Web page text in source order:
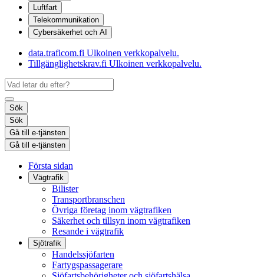
Luftfart
Telekommunikation
Cybersäkerhet och AI
data.traficom.fi Ulkoinen verkkopalvelu.
Tillgänglighetskrav.fi Ulkoinen verkkopalvelu.
Sök
Sök
Gå till e-tjänsten
Gå till e-tjänsten
Första sidan
Vägtrafik
Bilister
Transportbranschen
Övriga företag inom vägtrafiken
Säkerhet och tillsyn inom vägtrafiken
Resande i vägtrafik
Sjötrafik
Handelssjöfarten
Fartygspassagerare